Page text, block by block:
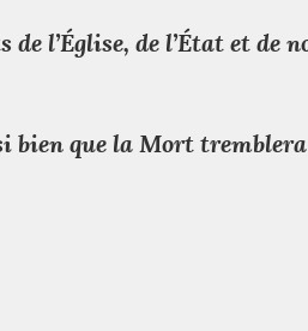
l’Église, de l’État et de
bien que la Mort